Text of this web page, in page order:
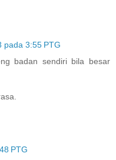
pada 3:55 PTG
badan sendiri bila besar
PTG